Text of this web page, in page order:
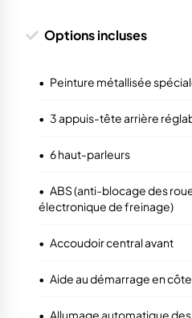
Options incluses
• Peinture métallisée
• 3 appuis-tête arrière
• 6 haut-parleurs
• ABS (anti-blocage des
électronique de freinage)
• Accoudoir central avant
• Aide au démarrage en côte
• Allumage automatique